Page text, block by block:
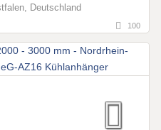
Deutschland
100